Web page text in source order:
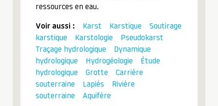
ressources en eau.
Voir aussi : Karst Karstique
Soutirage
karstique
Karstologie
Pseudokarst
Traçage hydrologique
Dynamique
hydrologique
Hydrogéologie
Étude
hydrologique
Grotte
Carrière
souterraine
Lapiés
Rivière
souterraine
Aquifère